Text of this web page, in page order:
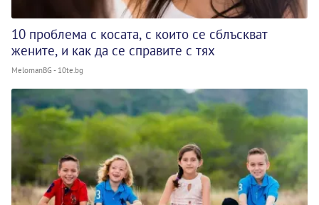
10 проблема с косата, с които се сблъскват
жените, и как да се справите с тях
MelomanBG - 10te.bg